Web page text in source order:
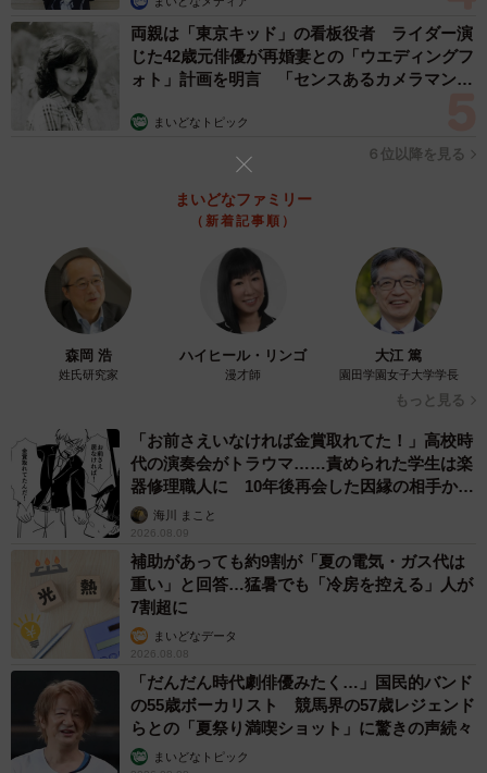
人間の食べ物を食べないよう客も協力する（株式会社いちごいち会提
――猫ちゃんたちの素晴らしい接客について。
川口：特別に仕込んでいるわけではないんです。ただ、猫
たちが安心感を持っていることが、結果として接客上手な
振る舞いにつながっているのだと感じています。お客様に
一頭一頭を覚えてもらうため、毎時間、猫の紹介もしてい
るコツを丁寧にお伝えすることで、人間と猫が良い距離感
で交流できるよう工夫しています。
両親は「東京キッド」の看板役者 ライダー演
じた42歳元俳優が再婚妻との「ウエディングフ
ォト」計画を明言 「センスあるカメラマン求
まいどなトピック
６位以降を見る
まいどなファミリー
（新着記事順）
森岡 浩
姓氏研究家
ハイヒール・リンゴ
漫才師
大江 篤
園田学園女子大学学長
もっと見る
「お前さえいなければ金賞取れてた！」高校時
代の演奏会がトラウマ……責められた学生は楽
器修理職人に 10年後再会した因縁の相手から
思わぬ申し出【漫画】
海川 まこと
2026.08.09
補助があっても約9割が「夏の電気・ガス代は
重い」と回答…猛暑でも「冷房を控える」人が
7割超に
まいどなデータ
2026.08.08
「だんだん時代劇俳優みたく…」国民的バンド
の55歳ボーカリスト 競馬界の57歳レジェンド
らとの「夏祭り満喫ショット」に驚きの声続々
まいどなトピック